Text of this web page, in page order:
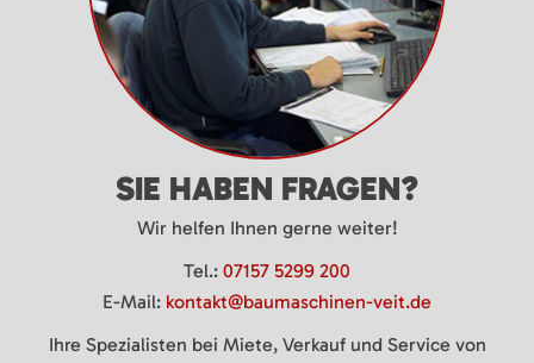
SIE HABEN FRAGEN?
Wir helfen Ihnen gerne weiter!
Tel.: 07157 5299 200
E-Mail: kontakt@baumaschinen-veit.de
Ihre Spezialisten bei Miete, Verkauf und Service von